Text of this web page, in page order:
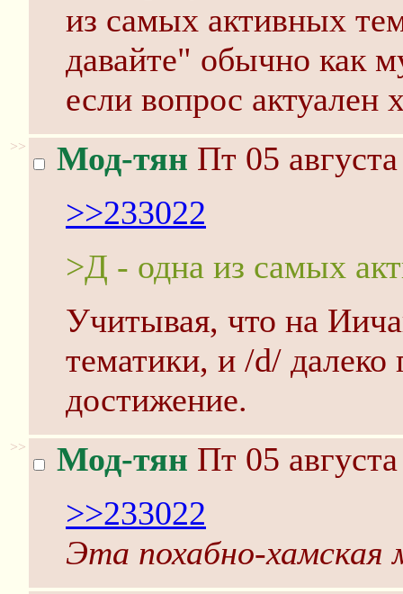
из самых активных
давайте" обычно как
если вопрос актуален
>> Мод-тян Пт 05
>>233022
>Д - одна из самых
Учитывая, что на
тематики, и /d/ далеко
достижение.
>> Мод-тян Пт 05
>>233022
Эта похабно-хамская